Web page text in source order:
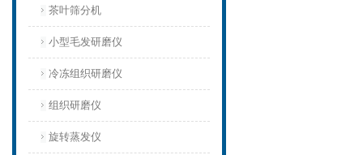
茶叶筛分机
小型毛发研磨仪
冷冻组织研磨仪
组织研磨仪
旋转蒸发仪